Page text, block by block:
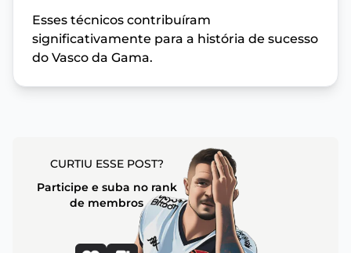
Esses técnicos contribuíram
significativamente para a história de sucesso
do Vasco da Gama.
CURTIU ESSE POST?
Participe e suba no rank
de membros